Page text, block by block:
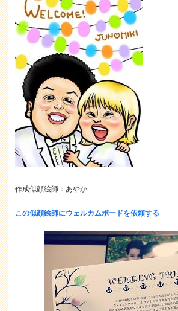
作成似顔絵師：あやか
この似顔絵師にウェルカムボードを依頼する